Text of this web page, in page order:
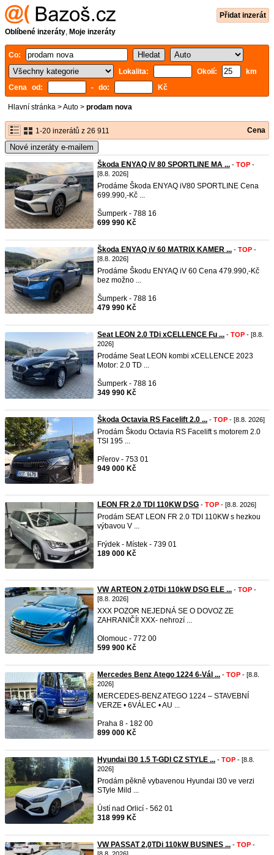
Přidat inzerát
Oblíbené inzeráty, Moje inzeráty
Co:
Lokalita:
Okolí:
km
Cena od:
- do: Kč
Hlavní stránka >Auto > prodam nova
1-20 inzerátů z 26 911 Cena
Nové inzeráty e-mailem
Škoda ENYAQ iV 80 SPORTLINE MA ... - TOP -
[8.8. 2026]
Prodáme Škoda ENYAQ iV80 SPORTLINE Cena
699.990,-Kč ...
Šumperk - 788 16
699 990 Kč
Škoda ENYAQ iV 60 MATRIX KAMER ... - TOP -
[8.8. 2026]
Prodáme Škodu ENYAQ iV 60 Cena 479.990,-Kč
bez možno ...
Šumperk - 788 16
479 990 Kč
Seat LEON 2.0 TDi xCELLENCE Fu ... - TOP - [8.8.
2026]
Prodáme Seat LEON kombi xCELLENCE 2023
Motor: 2.0 TD ...
Šumperk - 788 16
349 990 Kč
Škoda Octavia RS Facelift 2.0 ... - TOP - [8.8. 2026]
Prodám Škodu Octavia RS Facelift s motorem 2.0
TSI 195 ...
Přerov - 753 01
949 000 Kč
LEON FR 2.0 TDI 110KW DSG - TOP - [8.8. 2026]
Prodám SEAT LEON FR 2.0 TDI 110KW s hezkou
výbavou V ...
Frýdek - Místek - 739 01
189 000 Kč
VW ARTEON 2,0TDi 110kW DSG ELE ... - TOP -
[8.8. 2026]
XXX POZOR NEJEDNÁ SE O DOVOZ ZE
ZAHRANIČÍ! XXX- nehrozí ...
Olomouc - 772 00
599 900 Kč
Mercedes Benz Atego 1224 6-Vál ... - TOP - [8.8.
2026]
MERCEDES-BENZ ATEGO 1224 – STAVEBNÍ
VERZE • 6VÁLEC • AU ...
Praha 8 - 182 00
899 000 Kč
Hyundai I30 1.5 T-GDI CZ STYLE ... - TOP - [8.8.
2026]
Prodám pěkně vybavenou Hyundai I30 ve verzi
STyle Mild ...
Ústí nad Orlicí - 562 01
318 999 Kč
VW PASSAT 2,0TDi 110kW BUSINES ... - TOP -